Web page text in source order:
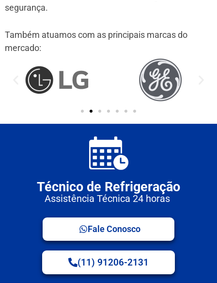
segurança.
Também atuamos com as principais marcas do
mercado:
Técnico de Refrigeração
Assistência Técnica 24 horas
Fale Conosco
(11) 91206-2131